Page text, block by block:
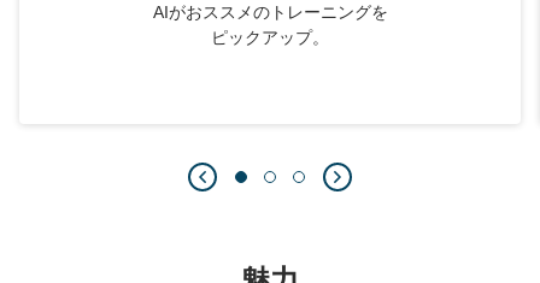
AIがおススメのトレーニングを
ピックアップ。